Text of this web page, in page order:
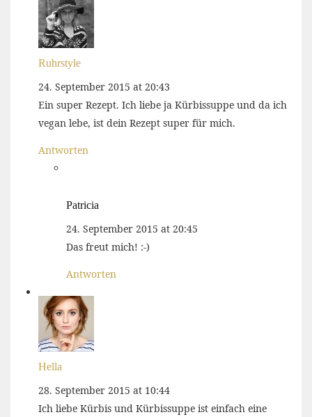
Ruhrstyle
24. September 2015 at 20:43
Ein super Rezept. Ich liebe ja Kürbissuppe und da ich
vegan lebe, ist dein Rezept super für mich.
Antworten
Patricia
24. September 2015 at 20:45
Das freut mich! :-)
Antworten
Hella
28. September 2015 at 10:44
Ich liebe Kürbis und Kürbissuppe ist einfach eine